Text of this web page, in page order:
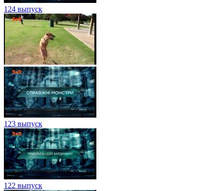
124 выпуск
123 выпуск
122 выпуск